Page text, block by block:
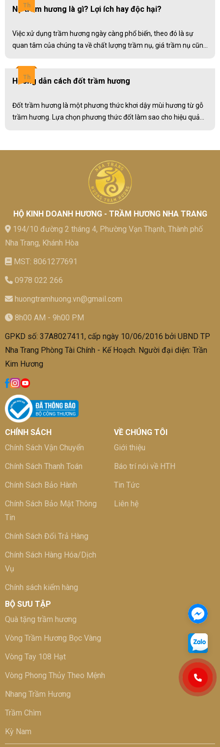
Th
Nụ trầm hương là gì? Lợi ích hay độc hại?
Việc xử dụng trầm hương ngày càng phổ biến, theo đó là sự
quan tâm của chúng ta về chất lượng trầm nụ, giá trầm nụ cũng
nhiều.
Th
Hướng dẫn cách đốt trầm hương
Đốt trầm hương là một phương thức khơi dậy mùi hương từ gỗ
trầm hương. Lựa chọn phương thức đốt làm sao cho hiệu quả
HỘ KINH DOANH HƯƠNG - TRẦM HƯƠNG NHA TRANG
194/10 đường 2 tháng 4, Phường Vạn Thạnh, Thành phố
Nha Trang, Khánh Hòa
MST: 8061277691
0978 022 266
huongtramhuong.vn@gmail.com
8h00 AM - 9h00 PM
GPKD số: 37A8027411, cấp ngày 10/06/2016 bởi UBND TP
Nha Trang Phòng Tài Chính - Kế Hoạch. Người đại diện: Trần
Kim Hương
CHÍNH SÁCH
Chính Sách Vận Chuyển
Chính Sách Thanh Toán
Chính Sách Bảo Hành
Chính Sách Bảo Mật Thông
Tin
Chính Sách Đổi Trả Hàng
Chính Sách Hàng Hóa/Dịch
Vụ
Chính sách kiểm hàng
VỀ CHÚNG TÔI
Giới thiệu
Báo trí nói về HTH
Tin Tức
Liên hệ
BỘ SƯU TẬP
Quà tặng trầm hương
Vòng Trầm Hương Bọc Vàng
Vòng Tay 108 Hạt
Vòng Phong Thủy Theo Mệnh
Nhang Trầm Hương
Trầm Chìm
Kỳ Nam